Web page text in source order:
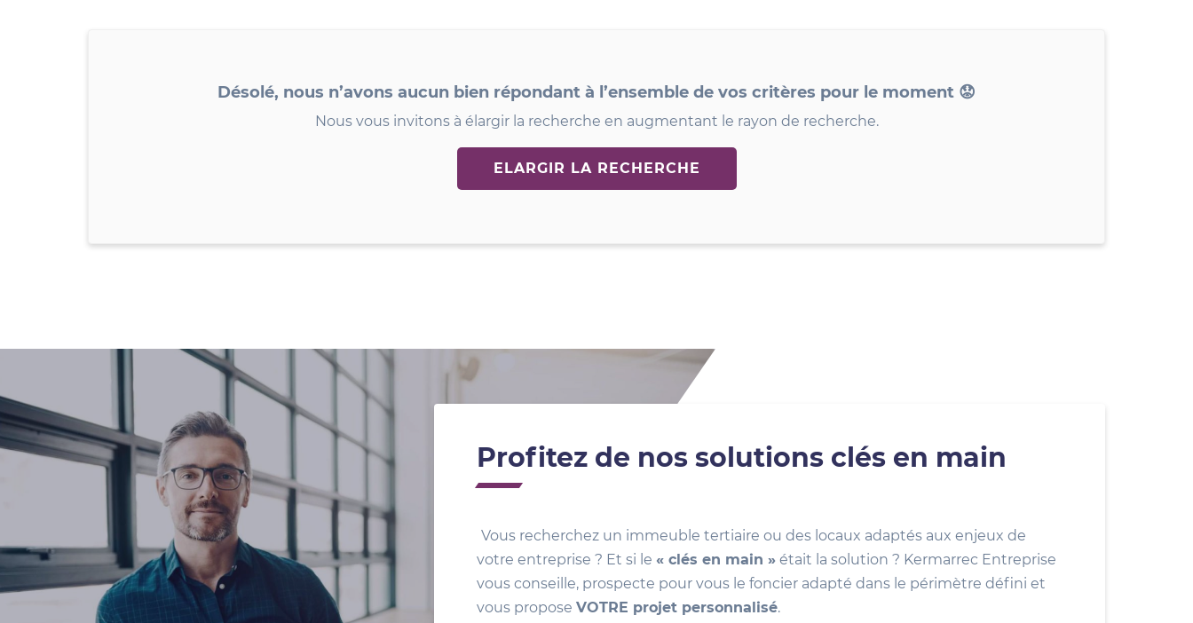
Désolé, nous n’avons aucun bien répondant à l’ensemble de vos critères pour le moment 😟
Nous vous invitons à élargir la recherche en augmentant le rayon de recherche.
ELARGIR LA RECHERCHE
Profitez de nos solutions clés en main
Vous recherchez un immeuble tertiaire ou des locaux adaptés aux enjeux de
votre entreprise ? Et si le « clés en main »était la solution ? Kermarrec Entreprise
vous conseille, prospecte pour vous le foncier adapté dans le périmètre défini et
vous propose VOTRE projet personnalisé.